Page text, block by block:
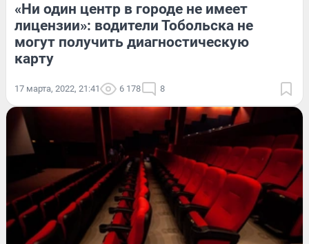
«Ни один центр в городе не имеет
лицензии»: водители Тобольска не
могут получить диагностическую
карту
17 марта, 2022, 21:41 6 178 8